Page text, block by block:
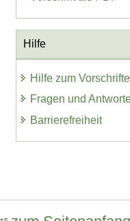
Hilfe
Hilfe zum
Fragen und
Barrierefreiheit